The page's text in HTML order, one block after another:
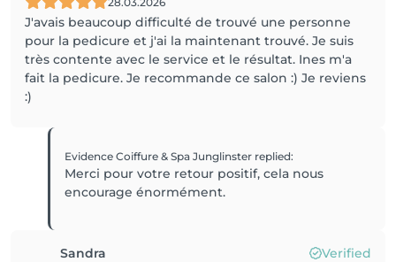
J'avais beaucoup difficulté de trouvé une personne
pour la pedicure et j'ai la maintenant trouvé. Je suis
très contente avec le service et le résultat. Ines m'a
fait la pedicure. Je recommande ce salon :) Je reviens
:)
Evidence Coiffure & Spa Junglinster replied:
Merci pour votre retour positif, cela nous
encourage énormément.
Sandra Verified